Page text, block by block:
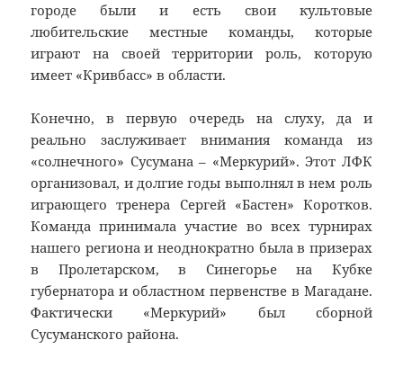
городе были и есть свои культовые
любительские местные команды, которые
играют на своей территории роль, которую
имеет «Кривбасс» в области.
Конечно, в первую очередь на слуху, да и
реально заслуживает внимания команда из
«солнечного» Сусумана – «Меркурий». Этот ЛФК
организовал, и долгие годы выполнял в нем роль
играющего тренера Сергей «Бастен» Коротков.
Команда принимала участие во всех турнирах
нашего региона и неоднократно была в призерах
в Пролетарском, в Синегорье на Кубке
губернатора и областном первенстве в Магадане.
Фактически «Меркурий» был сборной
Сусуманского района.